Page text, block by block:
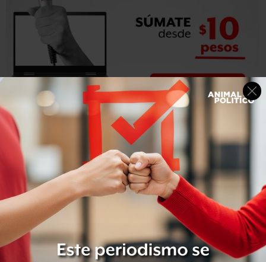
Bajo el título “El hermano Obama”, Fidel Castro advierte
que Cubaes capaz de producir los alimentos y riquezas
materiales que necesita con el esfuerzo y la inteligencia
del pueblo.“No necesitamos que el imperio nos regale
nada”, aseveró.
“Mi modesta sugerencia
es que reflexione y no trate
ahora de elaborar teorías sobre la política cubana”,
recomendó Castro a Obama a quien reconoció su “origen
humilde y su inteligencia natural evidentes”.